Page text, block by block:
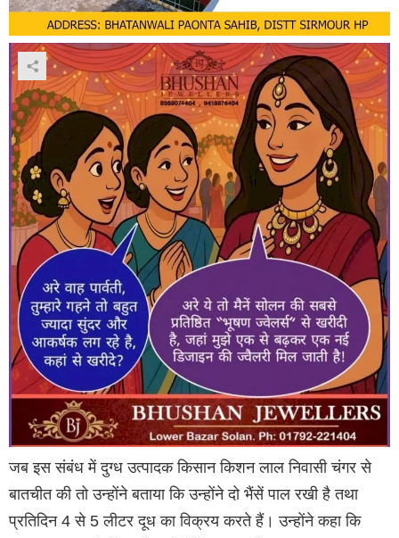
जब इस संबंध में दुग्ध उत्पादक किसान किशन लाल निवासी चंगर से
बातचीत की तो उन्होंने बताया कि उन्होंने दो भैंसें पाल रखी है तथा
प्रतिदिन 4 से 5 लीटर दूध का विक्रय करते हैं। उन्होंने कहा कि